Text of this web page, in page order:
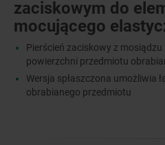
zaciskowym do
mocującego
Pierścień zaciskowy z
powierzchni przedmiotu
Wersja spłaszczona umożliwia
obrabianego przedmiotu